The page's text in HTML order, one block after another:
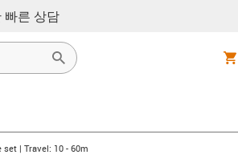
빠른 상담
| Travel: 10 - 60m